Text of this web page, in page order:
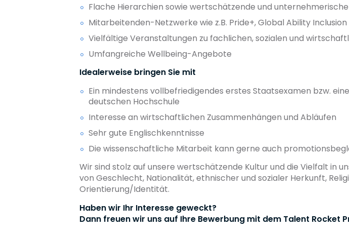
Flache Hierarchien sowie wertschätzende und
Mitarbeitenden-Netzwerke wie z.B. Pride+, Global Ability
Vielfältige Veranstaltungen zu fachlichen, sozialen und
Umfangreiche Wellbeing-Angebote
Idealerweise bringen Sie mit
Ein mindestens vollbefriedigendes erstes Staatsexamen bzw.
deutschen Hochschule
Interesse an wirtschaftlichen Zusammenhängen und Abläufen
Sehr gute Englischkenntnisse
Die wissenschaftliche Mitarbeit kann gerne auch
Wir sind stolz auf unsere wertschätzende Kultur und die Vielfalt in
von Geschlecht, Nationalität, ethnischer und sozialer Herkunft,
Orientierung/Identität.
Haben wir Ihr Interesse geweckt?
Dann freuen wir uns auf Ihre Bewerbung mit dem Talent Rocket